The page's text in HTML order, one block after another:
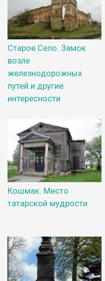
Старое Село. Замок
возле
железнодорожных
путей и другие
интересности
Кошмак. Место
татарской мудрости